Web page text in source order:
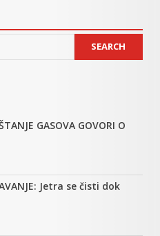
SEARCH
GASOVA GOVORI O
Jetra se čisti dok